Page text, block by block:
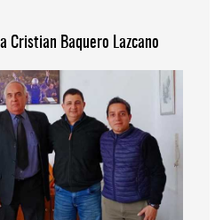
Cristian Baquero Lazcano